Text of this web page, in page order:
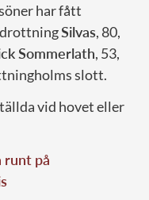
har fått
Silvas, 80,
Sommerlath, 53,
slott.
vid hovet eller
runt på